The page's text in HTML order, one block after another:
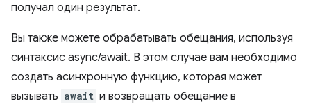
получал один результат.
Вы также можете обрабатывать обещания, используя
синтаксис async/await. В этом случае вам необходимо
создать асинхронную функцию, которая может
вызывать await и возвращать обещание в